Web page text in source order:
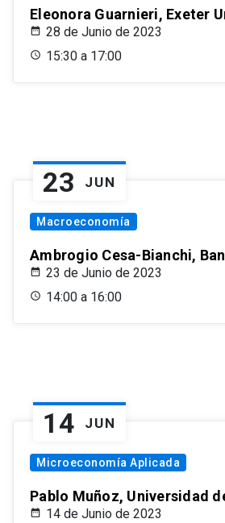
Eleonora Guarnieri, Exeter
28 de Junio de 2023
15:30 a 17:00
23 JUN
Macroeconomía
Ambrogio Cesa-Bianchi,
23 de Junio de 2023
14:00 a 16:00
14 JUN
Microeconomía Aplicada
Pablo Muñoz, Universidad
14 de Junio de 2023